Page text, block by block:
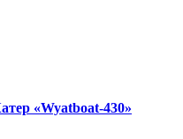
«Wyatboat-430»